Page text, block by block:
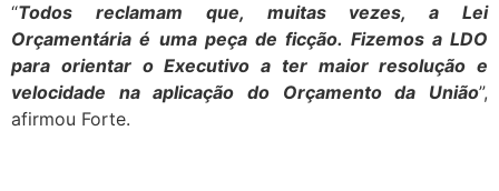
“Todos reclamam que, muitas vezes, a Lei
Orçamentária é uma peça de ficção. Fizemos a LDO
para orientar o Executivo a ter maior resolução e
velocidade na aplicação do Orçamento da União”,
afirmou Forte.